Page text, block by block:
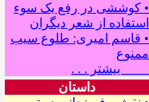
• کوششی در رفع یک سوء
استفاده از شعر دیگران
• قاسم امیری: طلوع سیب
ممنوع
بیشتر . . .
داستان